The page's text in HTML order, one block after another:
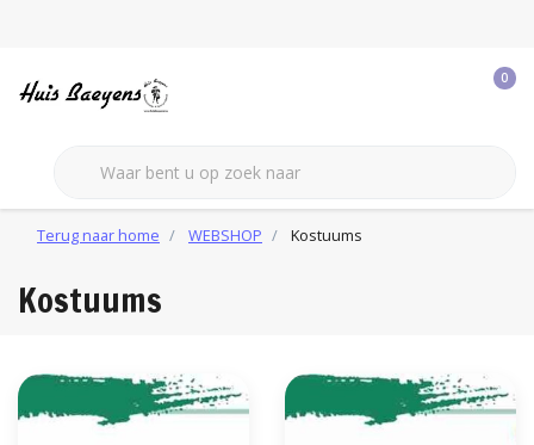
0
Terug naar home WEBSHOP Kostuums
Kostuums